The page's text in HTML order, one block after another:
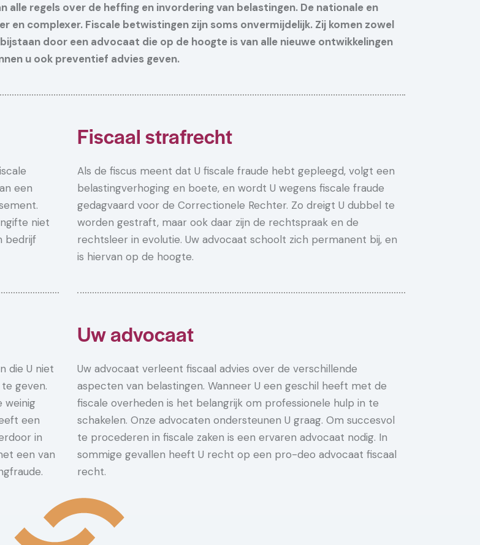
regels over de heffing en invordering van belastingen. De nationale en
complexer. Fiscale betwistingen zijn soms onvermijdelijk. Zij komen zowel
door een advocaat die op de hoogte is van alle nieuwe ontwikkelingen
u ook preventief advies geven.
een
niet
bedrijf
die U niet
geven.
weinig
een
in
een van
Fiscaal strafrecht
Als de fiscus meent dat U fiscale fraude hebt gepleegd, volgt een
belastingverhoging en boete, en wordt U wegens fiscale fraude
gedagvaard voor de Correctionele Rechter. Zo dreigt U dubbel te
worden gestraft, maar ook daar zijn de rechtspraak en de
rechtsleer in evolutie. Uw advocaat schoolt zich permanent bij, en
is hiervan op de hoogte.
Uw advocaat
Uw advocaat verleent fiscaal advies over de verschillende
aspecten van belastingen. Wanneer U een geschil heeft met de
fiscale overheden is het belangrijk om professionele hulp in te
schakelen. Onze advocaten ondersteunen U graag. Om succesvol
te procederen in fiscale zaken is een ervaren advocaat nodig. In
sommige gevallen heeft U recht op een pro-deo advocaat fiscaal
recht.